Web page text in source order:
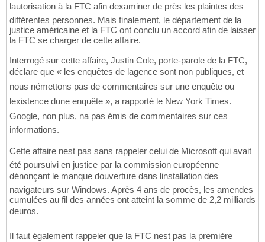
lautorisation à la FTC afin dexaminer de près les plaintes des
différentes personnes. Mais finalement, le département de la
justice américaine et la FTC ont conclu un accord afin de laisser
la FTC se charger de cette affaire.
Interrogé sur cette affaire, Justin Cole, porte-parole de la FTC,
déclare que « les enquêtes de lagence sont non publiques, et
nous némettons pas de commentaires sur une enquête ou
lexistence dune enquête », a rapporté le New York Times.
Google, non plus, na pas émis de commentaires sur ces
informations.
Cette affaire nest pas sans rappeler celui de Microsoft qui avait
été poursuivi en justice par la commission européenne
dénonçant le manque douverture dans linstallation des
navigateurs sur Windows. Après 4 ans de procès, les amendes
cumulées au fil des années ont atteint la somme de 2,2 milliards
deuros.
Il faut également rappeler que la FTC nest pas la première